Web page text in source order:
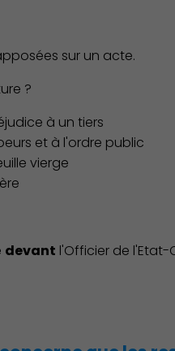
sur un acte.
?
à un tiers
et à l'ordre public
vierge
devant l'Officier de